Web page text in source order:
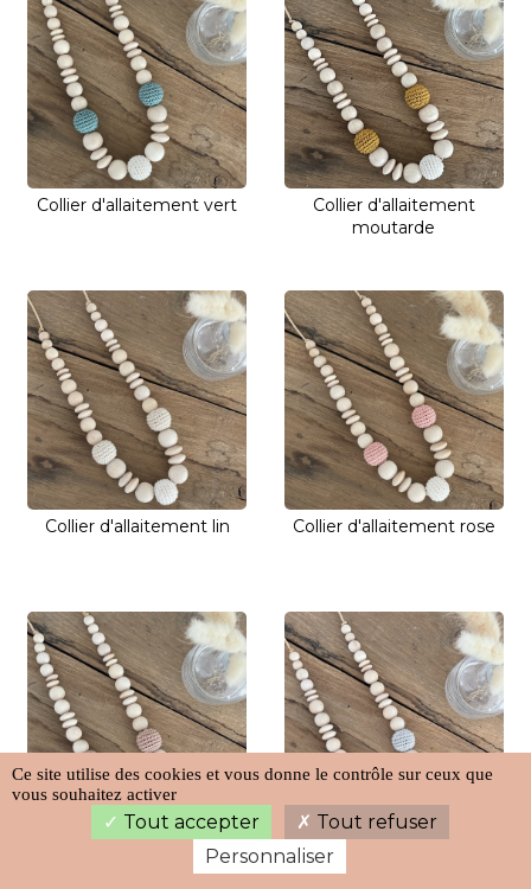
Collier d'allaitement vert
Collier d'allaitement
moutarde
Collier d'allaitement lin Collier d'allaitement rose
Collier d'allaitement
Collier d'allaitement gris
Ce site utilise des cookies et vous donne le contrôle sur ceux que
vous souhaitez activer
Tout accepter
Tout refuser
Personnaliser